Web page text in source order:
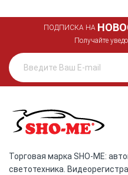
ПОДПИСКА НА
Получайте
Торговая марка SHO-ME:
светотехника.